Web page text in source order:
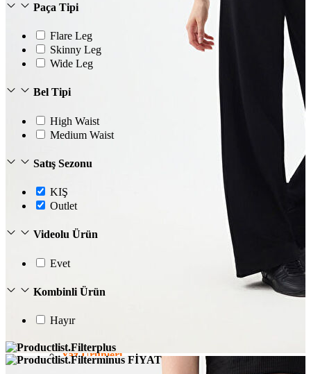
Öne Çıkanlar
Yaz Ürünleri
İndirimdekiler
Paça Tipi
Flare Leg
Skinny Leg
Wide Leg
Bel Tipi
High Waist
Medium Waist
Satış Sezonu
KIŞ
Outlet
Videolu Ürün
Evet
Kombinli Ürün
Hayır
FİYAT